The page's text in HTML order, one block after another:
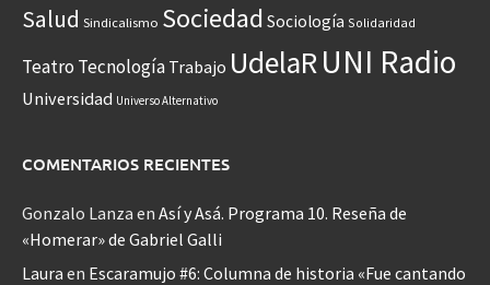
Salud Sindicalismo Sociedad Sociología Solidaridad
Teatro Tecnología Trabajo UdelaRUNI Radio
Universidad Universo Alternativo
COMENTARIOS RECIENTES
Gonzalo Lanza en Así y Asá. Programa 10. Reseña de
«Homerar» de Gabriel Galli
Laura en Escaramujo #6: Columna de historia «Fue cantando